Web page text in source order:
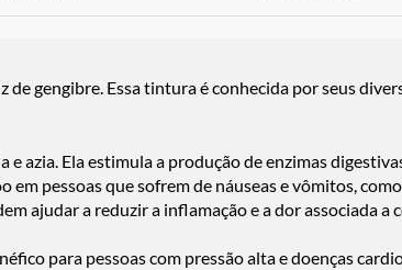
gengibre. Essa tintura é conhecida por seus
Ela estimula a produção de enzimas
pessoas que sofrem de náuseas e vômitos,
ajudar a reduzir a inflamação e a dor associada
para pessoas com pressão alta e doenças